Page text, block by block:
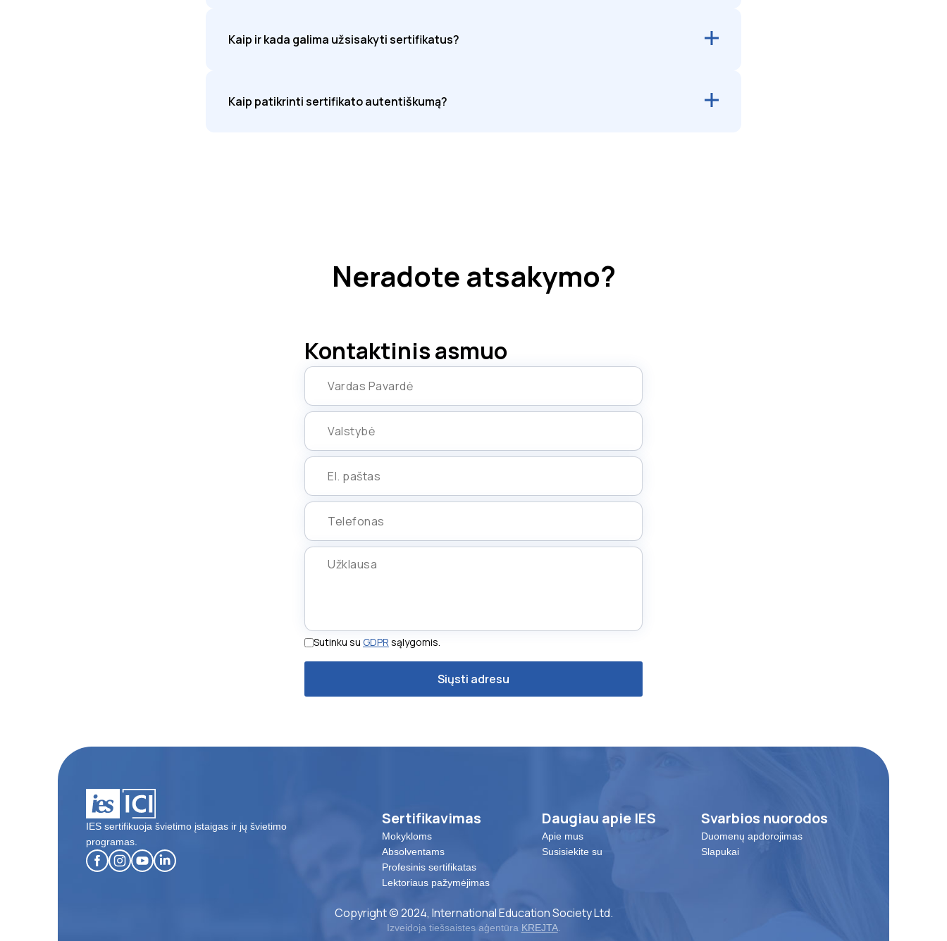
Kaip ir kada galima užsisakyti sertifikatus?
Kaip patikrinti sertifikato autentiškumą?
Neradote atsakymo?
Kontaktinis asmuo
Sutinku su GDPR sąlygomis.
IES sertifikuoja švietimo įstaigas ir jų švietimo
programas.
Sertifikavimas
Mokykloms
Absolventams
Profesinis sertifikatas
Lektoriaus pažymėjimas
Daugiau apie IES
Apie mus
Susisiekite su
Svarbios nuorodos
Duomenų apdorojimas
Slapukai
Copyright © 2024, International Education Society Ltd.
Izveidoja tiešsaistes aģentūra KREJTA.